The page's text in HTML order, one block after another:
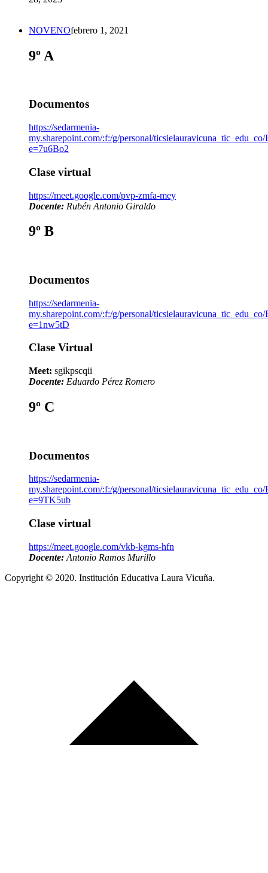
NOVENOfebrero 1, 2021
9º A
Documentos
https://sedarmenia-
my.sharepoint.com/:f:/g/personal/
e=7u6Bo2
Clase virtual
https://meet.google.com/pvp-zmfa-mey
Docente: Rubén Antonio Giraldo
9º B
Documentos
https://sedarmenia-
my.sharepoint.com/:f:/g/personal/
e=1nw5tD
Clase Virtual
Meet: sgikpscqii
Docente: Eduardo Pérez Romero
9º C
Documentos
https://sedarmenia-
my.sharepoint.com/:f:/g/personal/
e=9TK5ub
Clase virtual
https://meet.google.com/vkb-kgms-hfn
Docente: Antonio Ramos Murillo
Copyright © 2020. Institución Educativa Laura Vicuña.